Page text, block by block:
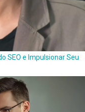
SEO e Impulsionar Seu